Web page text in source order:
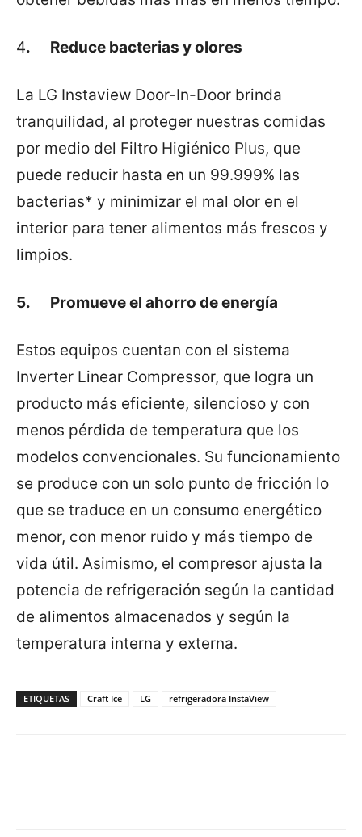
4. Reduce bacterias y olores
La LG Instaview Door-In-Door brinda
tranquilidad, al proteger nuestras comidas
por medio del Filtro Higiénico Plus, que
puede reducir hasta en un 99.999% las
bacterias* y minimizar el mal olor en el
interior para tener alimentos más frescos y
limpios.
5. Promueve el ahorro de energía
Estos equipos cuentan con el sistema
Inverter Linear Compressor, que logra un
producto más eficiente, silencioso y con
menos pérdida de temperatura que los
modelos convencionales. Su funcionamiento
se produce con un solo punto de fricción lo
que se traduce en un consumo energético
menor, con menor ruido y más tiempo de
vida útil. Asimismo, el compresor ajusta la
potencia de refrigeración según la cantidad
de alimentos almacenados y según la
temperatura interna y externa.
ETIQUETAS Craft Ice LG refrigeradora InstaView